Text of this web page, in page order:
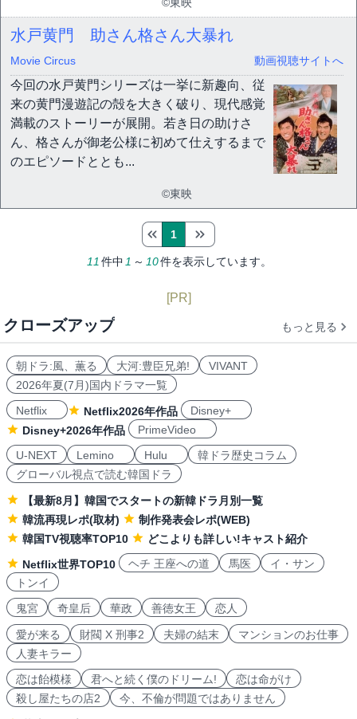
水戸黄門 助さん格さん大暴れ
Movie Circus 動画視聴サイトへ
今回の水戸黄門シリーズは一挙に新趣向、従
来の黄門漫遊記の殻を大きく破り、現代感覚
満載のストーリーが展開。若き日の助けさ
ん、格さんが御老公様に初めて仕えするまで
のエピソードととも...
©東映
11 件中 1 ～ 10件を表示しています。
1
[PR]
クローズアップ もっと見る
朝ドラ:風、薫る 大河:豊臣兄弟!
VIVANT
2026年夏(7月)国内ドラマ一覧
Netflix
Netflix2026年作品
Disney+
Disney+2026年作品
PrimeVideo
U-NEXT
Lemino Hulu
韓ドラ歴史コラム
グローバル視点で読む韓国ドラ
【最新8月】韓国でスタートの新韓ドラ月別一覧
韓流再現レポ(取材)
制作発表会レポ(WEB)
韓国TV視聴率TOP10
どこよりも詳しい!キャスト紹介
Netflix世界TOP10
ヘチ 王座への道 馬医
イ・サン
トンイ
鬼宮
奇皇后 華政 善徳女王 恋人
愛が来る 財閥 X 刑事2 夫婦の結末
マンションのお仕事
人妻キラー
恋は飴模様
君へと続く僕のドリーム!
恋は命がけ
殺し屋たちの店2
今、不倫が問題ではありません